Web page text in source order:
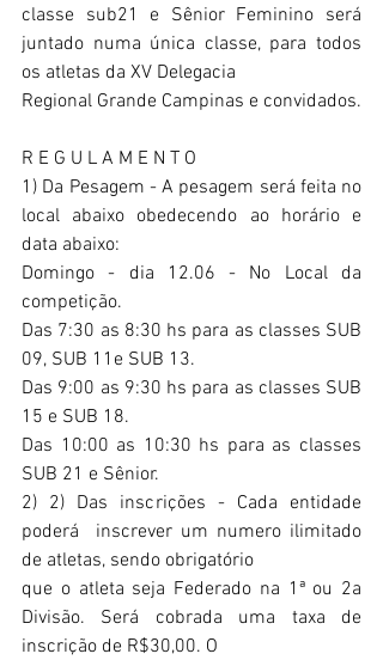
classe sub21 e Sênior Feminino será
juntado numa única classe, para todos
os atletas da XV Delegacia
R E G U L A M E N T O
1) Da Pesagem - A pesagem será feita no
local abaixo obedecendo ao horário e
data abaixo:
Domingo - dia 12.06 - No Local da
competição.
Das 7:30 as 8:30 hs para as classes SUB
09, SUB 11e SUB 13.
Das 9:00 as 9:30 hs para as classes SUB
15 e SUB 18.
Das 10:00 as 10:30 hs para as classes
SUB 21 e Sênior.
2) 2) Das inscrições - Cada entidade
poderá  inscrever um numero ilimitado
de atletas, sendo obrigatório
que o atleta seja Federado na 1ª ou 2a
Divisão. Será cobrada uma taxa de
inscrição de R$30,00. O